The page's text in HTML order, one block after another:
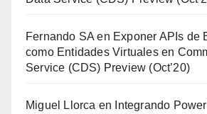
Fernando SA en Exponer APIs de
como Entidades Virtuales en
Service (CDS) Preview (Oct’20)
Miguel Llorca en
Integrando